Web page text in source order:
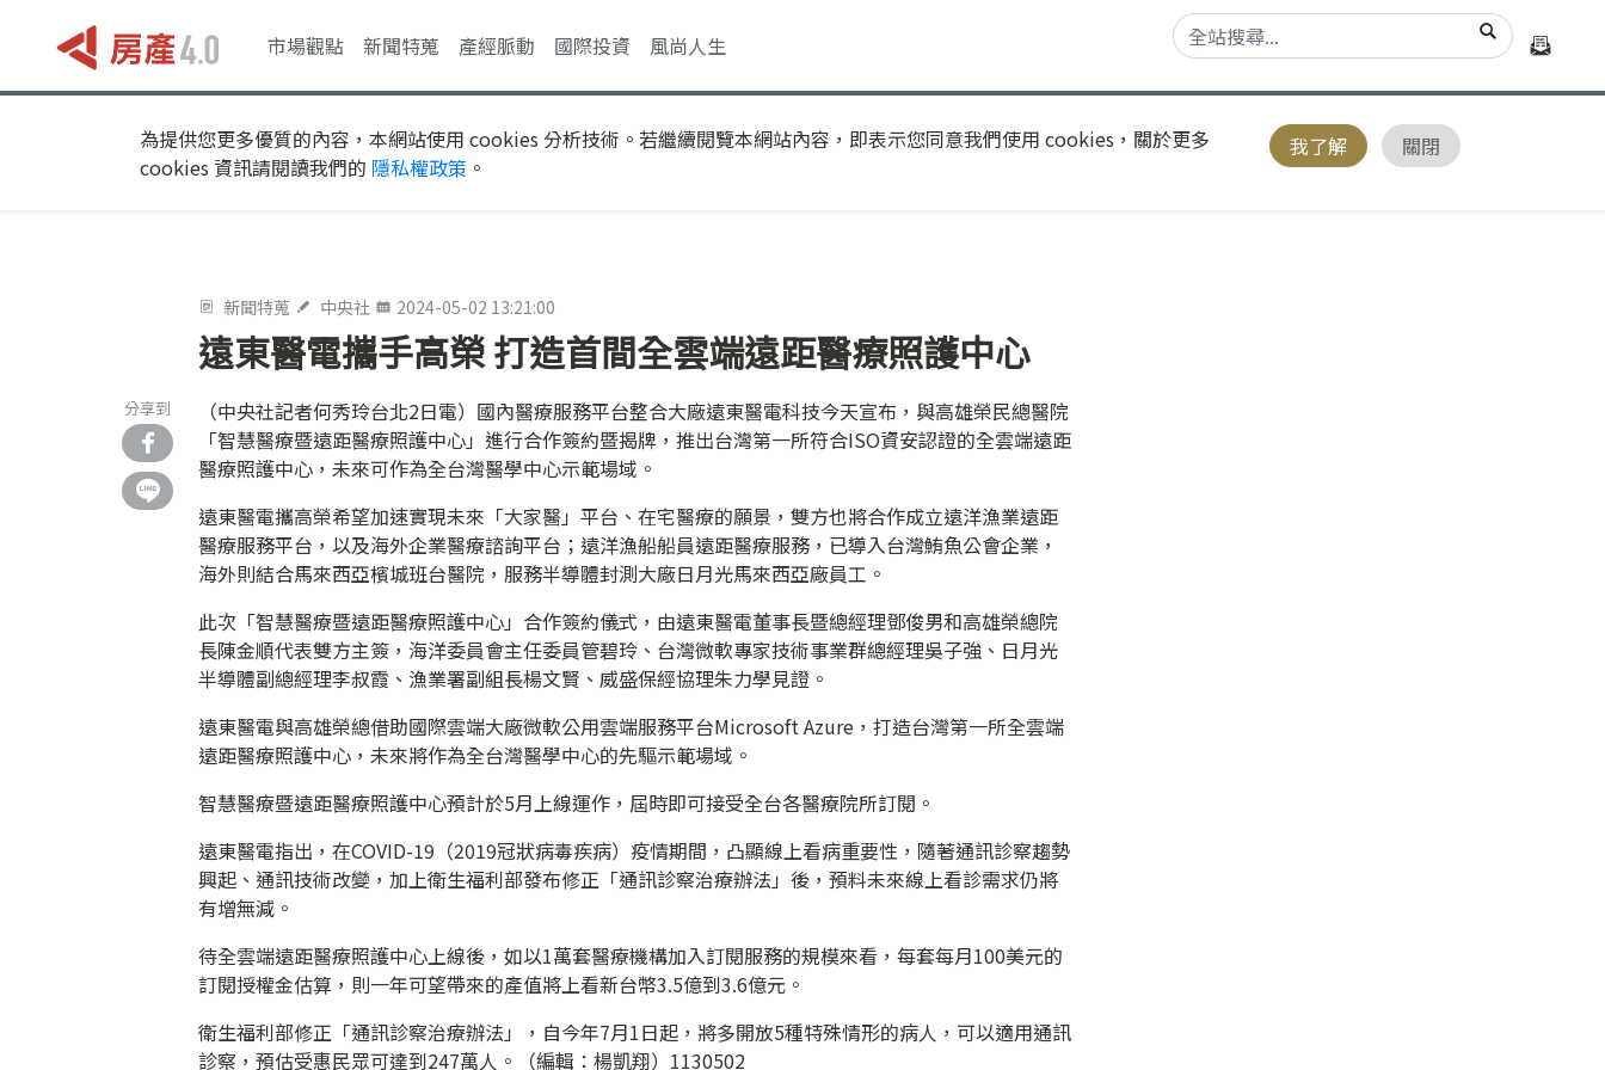
市場觀點 新聞特蒐 產經脈動 國際投資 風尚人生
為提供您更多優質的內容，本網站使用 cookies 分析技術。若繼續閱覽本網站內容，即表示您同意我們使用 cookies，關於更多
cookies 資訊請閱讀我們的 隱私權政策 。
我了解 關閉
新聞特蒐 中央社 2024-05-02 13:21:00
遠東醫電攜手高榮 打造首間全雲端遠距醫療照護中心
分享到
（中央社記者何秀玲台北2日電）國內醫療服務平台整合大廠遠東醫電科技今天宣布，與高雄榮民總醫院
「智慧醫療暨遠距醫療照護中心」進行合作簽約暨揭牌，推出台灣第一所符合ISO資安認證的全雲端遠距
醫療照護中心，未來可作為全台灣醫學中心示範場域。
遠東醫電攜高榮希望加速實現未來「大家醫」平台、在宅醫療的願景，雙方也將合作成立遠洋漁業遠距
醫療服務平台，以及海外企業醫療諮詢平台；遠洋漁船船員遠距醫療服務，已導入台灣鮪魚公會企業，
海外則結合馬來西亞檳城班台醫院，服務半導體封測大廠日月光馬來西亞廠員工。
此次「智慧醫療暨遠距醫療照護中心」合作簽約儀式，由遠東醫電董事長暨總經理鄧俊男和高雄榮總院
長陳金順代表雙方主簽，海洋委員會主任委員管碧玲、台灣微軟專家技術事業群總經理吳子強、日月光
半導體副總經理李叔霞、漁業署副組長楊文賢、威盛保經協理朱力學見證。
遠東醫電與高雄榮總借助國際雲端大廠微軟公用雲端服務平台Microsoft Azure，打造台灣第一所全雲端
遠距醫療照護中心，未來將作為全台灣醫學中心的先驅示範場域。
智慧醫療暨遠距醫療照護中心預計於5月上線運作，屆時即可接受全台各醫療院所訂閱。
遠東醫電指出，在COVID-19（2019冠狀病毒疾病）疫情期間，凸顯線上看病重要性，隨著通訊診察趨勢
興起、通訊技術改變，加上衛生福利部發布修正「通訊診察治療辦法」後，預料未來線上看診需求仍將
有增無減。
待全雲端遠距醫療照護中心上線後，如以1萬套醫療機構加入訂閱服務的規模來看，每套每月100美元的
訂閱授權金估算，則一年可望帶來的產值將上看新台幣3.5億到3.6億元。
衛生福利部修正「通訊診察治療辦法」，自今年7月1日起，將多開放5種特殊情形的病人，可以適用通訊
診察，預估受惠民眾可達到247萬人。（編輯：楊凱翔）1130502